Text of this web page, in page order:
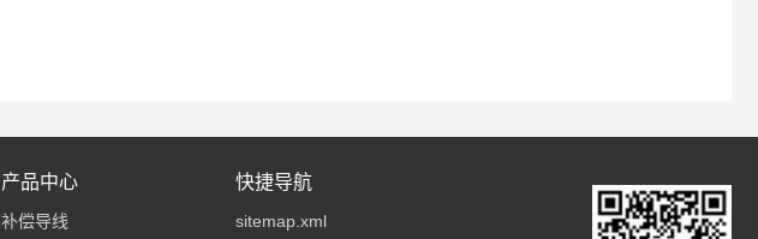
产品中心
补偿导线
快捷导航
sitemap.xml